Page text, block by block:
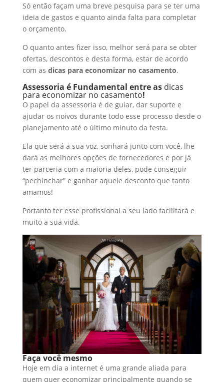
Só então façam uma breve pesquisa para se ter uma
ideia de gastos e quanto ainda falta para completar
o orçamento.
O quanto antes fizer isso, melhor será para se obter
ofertas, descontos e desta forma, estar de acordo
com as dicas para economizar no casamento.
Assessoria é Fundamental entre as dicas
para economizar no casamento!
O papel da assessoria é de guiar, dar suporte e
ajudar os noivos durante todo esse processo desde o
planejamento até o último minuto da festa.
Ela que será a sua voz, sonhará junto com você, lhe
dará as melhores opções de fornecedores e por já
ter parceria com a maioria deles, pode conseguir
“pechinchar” e ganhar aquele desconto que tanto
amamos!
Portanto ter esse profissional a seu lado facilitará e
muito a sua vida.
Faça você mesmo
Hoje em dia a internet é uma grande aliada para
quem quer economizar principalmente quando se